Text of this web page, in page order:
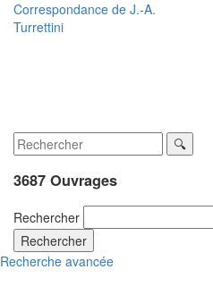
Correspondance de J.-A.
Turrettini
3687 Ouvrages
Rechercher
Rechercher
Recherche avancée